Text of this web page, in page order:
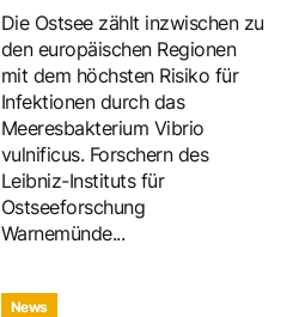
Die Ostsee zählt inzwischen zu
den europäischen Regionen
mit dem höchsten Risiko für
Infektionen durch das
Meeresbakterium Vibrio
vulnificus. Forschern des
Leibniz-Instituts für
Ostseeforschung
Warnemünde...
News